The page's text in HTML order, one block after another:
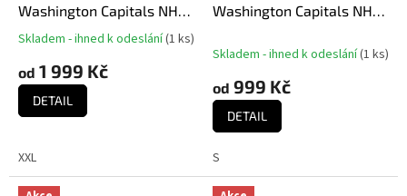
Washington Capitals NHL
2017 CCM Jersey Pullover
Průměrné
produktu
je
5,0
hvězdiček.
Skladem - ihned k odeslání(1 ks)
od 1 999 Kč
DETAIL
XXL
Washington Capitals NHL
Baselayer
Skladem - ihned k odeslání(1 ks)
od 999 Kč
DETAIL
S